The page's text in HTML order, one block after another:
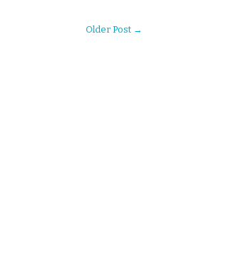
Older Post →